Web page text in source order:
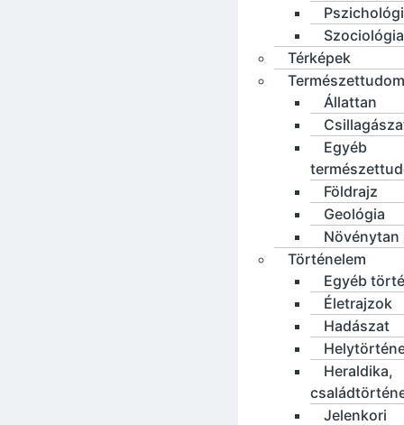
Szociológia
Térképek
Állattan
Egyéb
Földrajz
Geológia
Növénytan
Történelem
Egyéb
Életrajzok
Hadászat
Heraldika,
Jelenkori